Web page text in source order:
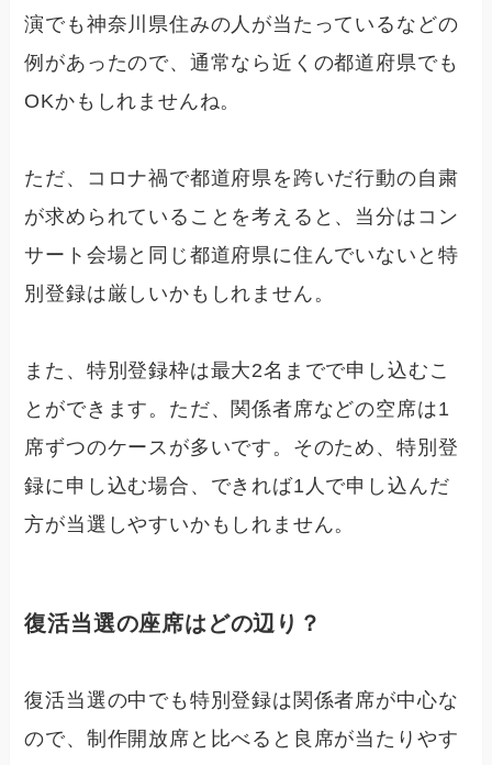
演でも神奈川県住みの人が当たっているなどの
例があったので、通常なら近くの都道府県でも
OKかもしれませんね。
ただ、コロナ禍で都道府県を跨いだ行動の自粛
が求められていることを考えると、当分はコン
サート会場と同じ都道府県に住んでいないと特
別登録は厳しいかもしれません。
また、特別登録枠は最大2名までで申し込むこ
とができます。ただ、関係者席などの空席は1
席ずつのケースが多いです。そのため、特別登
録に申し込む場合、 できれば1人で申し込んだ
方が当選しやすいかもしれません。
復活当選の座席はどの辺り？
復活当選の中でも特別登録は関係者席が中心な
ので、制作開放席と比べると良席が当たりやす